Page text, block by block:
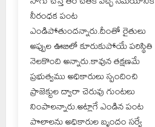
నీరంధక పంట
ఎండిపోతుందన్నారు.దీంతో రైతులు
అప్పుల ఊబిలో కూరుకుపోయే పరిస్థితి
నెలకొంది అన్నారు.కావున తక్షణమే
ప్రభుత్వము అధికారులు స్పందించి
ప్రాజెక్టుల ద్వారా చెరువు గుంటలు
నింపాలన్నారు.అట్లాగే ఎండిన పంట
పొలాలను అధికారుల బృందం సర్వే